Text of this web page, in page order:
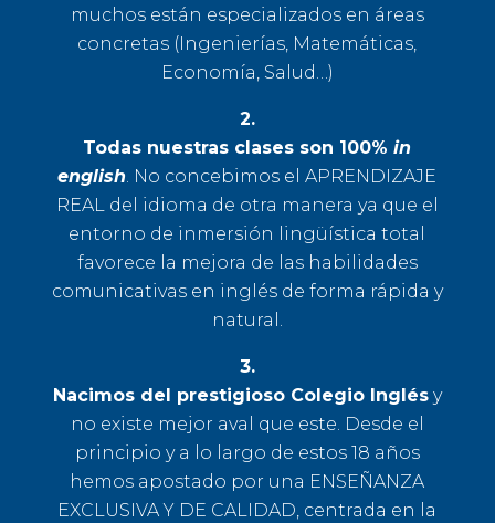
muchos están especializados en áreas
concretas (Ingenierías, Matemáticas,
Economía, Salud…)
2.
Todas nuestras clases son 100%in
english. No concebimos el APRENDIZAJE
REAL del idioma de otra manera ya que el
entorno de inmersión lingüística total
favorece la mejora de las habilidades
comunicativas en inglés de forma rápida y
natural.
3.
Nacimos del prestigioso Colegio Inglésy
no existe mejor aval que este. Desde el
principio y a lo largo de estos 18 años
hemos apostado por una ENSEÑANZA
EXCLUSIVA Y DE CALIDAD, centrada en la